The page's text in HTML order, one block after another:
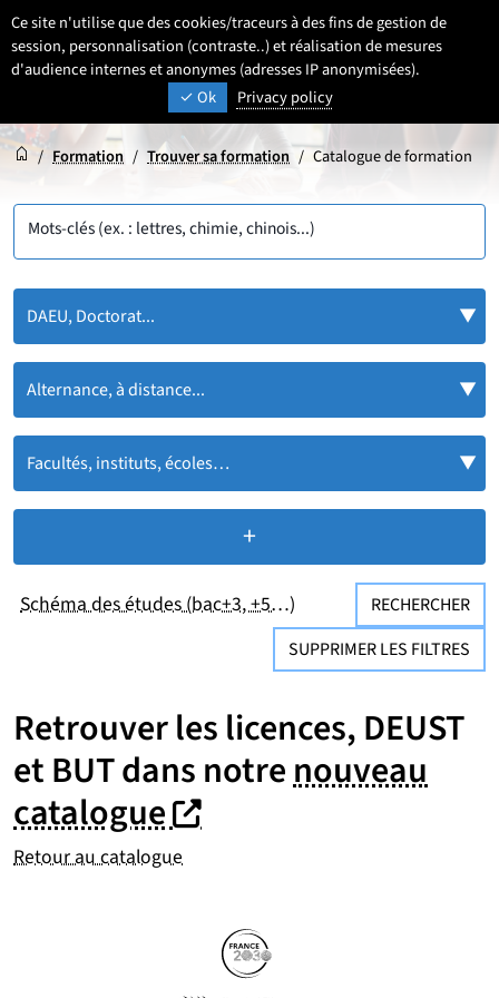
Ce site n'utilise que des cookies/traceurs à des fins de gestion de
session, personnalisation (contraste..) et réalisation de mesures
d'audience internes et anonymes (adresses IP anonymisées).
Ok
Privacy policy
Aller
au
contenu
Aller
au
menu
Aller
au
pied
page
UNIVERSITÉ DE LILLE
INSPIRONS DEMAIN
ParamétrageSélectionner une
FR
- Français
Accueil
Accueil
/ Formation / Trouver sa formation / Catalogue de formation
Mots-clés (ex. : lettres, chimie, chinois...)
DAEU, Doctorat...
Alternance, à distance...
Facultés, instituts, écoles…
+de critères de
Schéma des études (bac+3, +5…)
RECHERCHER
SUPPRIMER LES FILTRES
Retrouver les licences, DEUST
et BUT dans notrenouveau
catalogue(nouvelle fenêtre)
(nouvelle fenêtre)
Retour au catalogue
(nouvelle fenêtre)